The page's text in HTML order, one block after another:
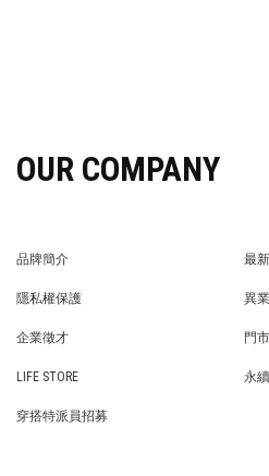
OUR COMPANY
品牌簡介
最
隱私權保護
異
企業徵才
門
LIFE STORE
永
穿搭特派員招募